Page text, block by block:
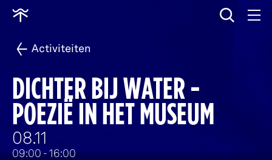
Ga
homeActiviteiten
DICHTER BIJ WATER -
POEZIË IN HET MUSEUM
08.11
09:00- 16:00